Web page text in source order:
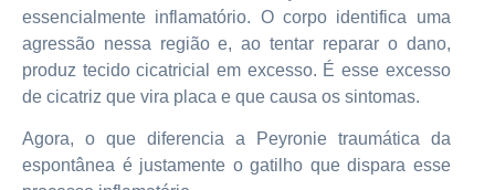
essencialmente inflamatório. O corpo identifica uma
agressão nessa região e, ao tentar reparar o dano,
produz tecido cicatricial em excesso. É esse excesso
de cicatriz que vira placa e que causa os sintomas.
Agora, o que diferencia a Peyronie traumática da
espontânea é justamente o gatilho que dispara esse